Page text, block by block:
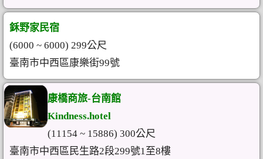
鉌野家民宿
(6000 ~ 6000) 299公尺
臺南市中西區康樂街99號
康橋商旅-台南館
Kindness.hotel
(11154 ~ 15886) 300公尺
臺南市中西區民生路2段299號1至8樓